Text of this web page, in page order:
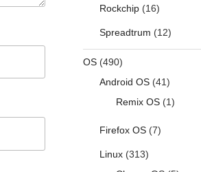
Rockchip(16)
Spreadtrum (12)
OS(490)
Android OS(41)
Remix OS(1)
Firefox OS(7)
Linux(313)